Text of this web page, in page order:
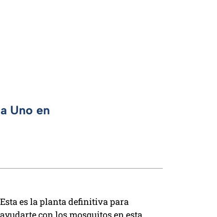
Uno en
Esta es la planta definitiva para